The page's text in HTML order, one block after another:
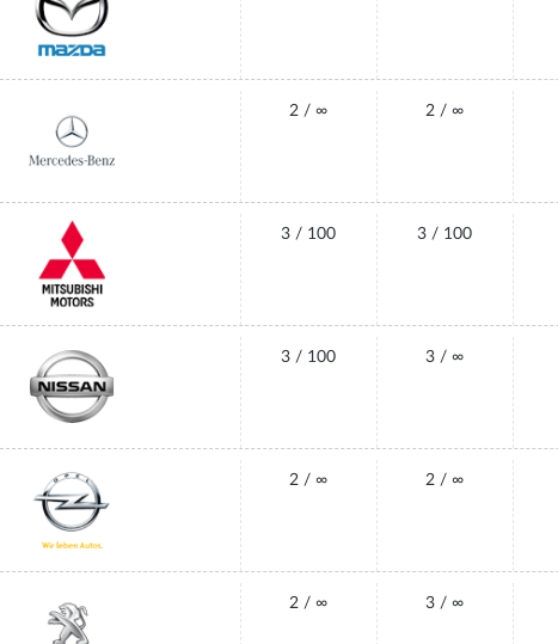
2 / ∞ 2 / ∞
3 / 100 3 / 100
3 / 100 3 / ∞
2 / ∞ 2 / ∞
2 / ∞ 3 / ∞